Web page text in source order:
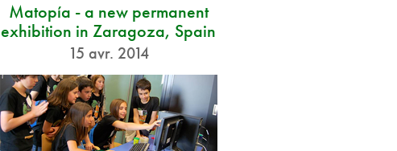
Matopía - a new permanent
exhibition in Zaragoza, Spain
15 avr. 2014